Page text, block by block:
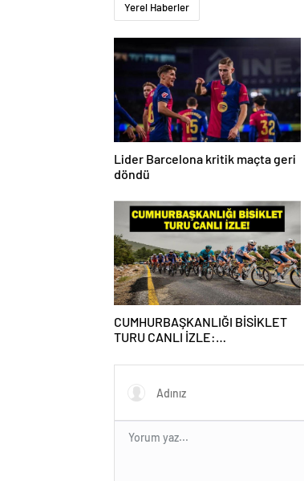
Yerel Haberler
Lider Barcelona kritik maçta geri
döndü
CUMHURBAŞKANLIĞI BİSİKLET
TURU CANLI İZLE:
Hangi Kanalda? İşte İzmir Bisiklet